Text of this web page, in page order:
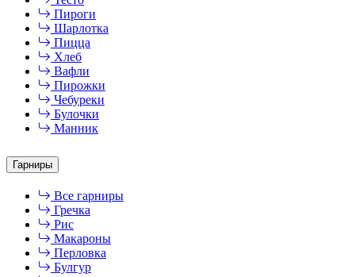
Пироги
Шарлотка
Пицца
Хлеб
Вафли
Пирожки
Чебуреки
Булочки
Манник
Гарниры
Все гарниры
Гречка
Рис
Макароны
Перловка
Булгур